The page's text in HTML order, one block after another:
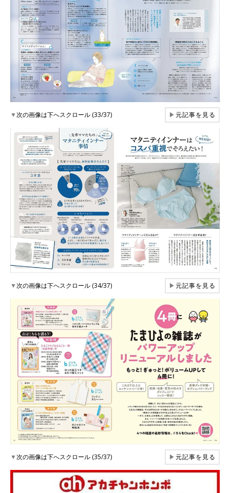
▼次の画像は下へスクロール (33/37) ▶元記事を見る
▼次の画像は下へスクロール (34/37) ▶元記事を見る
▼次の画像は下へスクロール (35/37) ▶元記事を見る